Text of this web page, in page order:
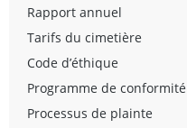
Rapport annuel
Tarifs du cimetière
Code d’éthique
Programme de conformité
Processus de plainte